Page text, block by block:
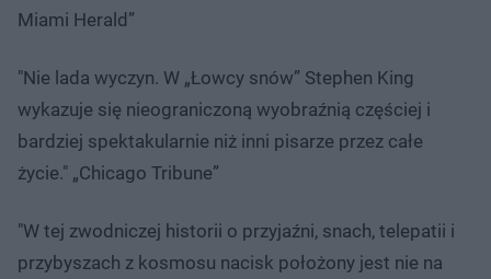
Miami Herald”
"Nie lada wyczyn. W „Łowcy snów” Stephen King
wykazuje się nieograniczoną wyobraźnią częściej i
bardziej spektakularnie niż inni pisarze przez całe
życie." „Chicago Tribune”
"W tej zwodniczej historii o przyjaźni, snach, telepatii i
przybyszach z kosmosu nacisk położony jest nie na